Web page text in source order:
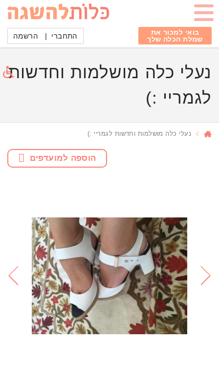
בואי למכור את
שמלת הכלה שלך
התחברי | הרשמה
נעלי כלה מושלמות וחדשות
לגמריי :)
נעלי כלה מושלמות וחדשות לגמריי :)
הוספה למועדפים